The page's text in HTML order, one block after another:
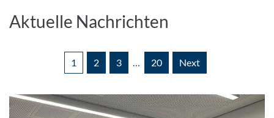
Aktuelle Nachrichten
1 2 3 20 Next